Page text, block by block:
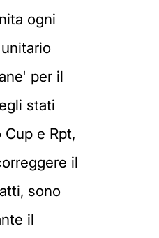
ogni
per il
stati
e Rpt,
il
sono
il